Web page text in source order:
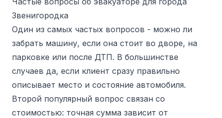
Звенигородка
Один из самых частых вопросов - можно ли
забрать машину, если она стоит во дворе, на
парковке или после ДТП. В большинстве
случаев да, если клиент сразу правильно
описывает место и состояние автомобиля.
Второй популярный вопрос связан со
стоимостью: точная сумма зависит от